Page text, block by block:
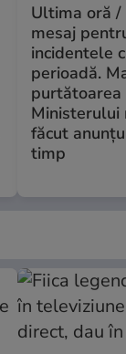
Ultima oră /
mesaj
incidentele
perioadă.
purtătoarea
Ministerului
făcut
timp